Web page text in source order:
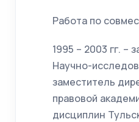
Работа по
1995 – 2003 гг. –
Научно-
заместитель
правовой
дисциплин